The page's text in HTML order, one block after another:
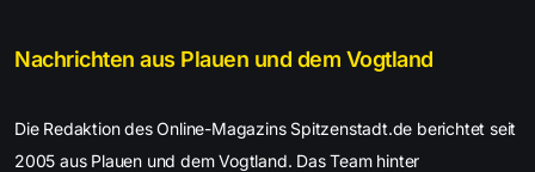
Nachrichten aus Plauen und dem Vogtland
Die Redaktion des Online-Magazins Spitzenstadt.de berichtet seit
2005 aus Plauen und dem Vogtland. Das Team hinter